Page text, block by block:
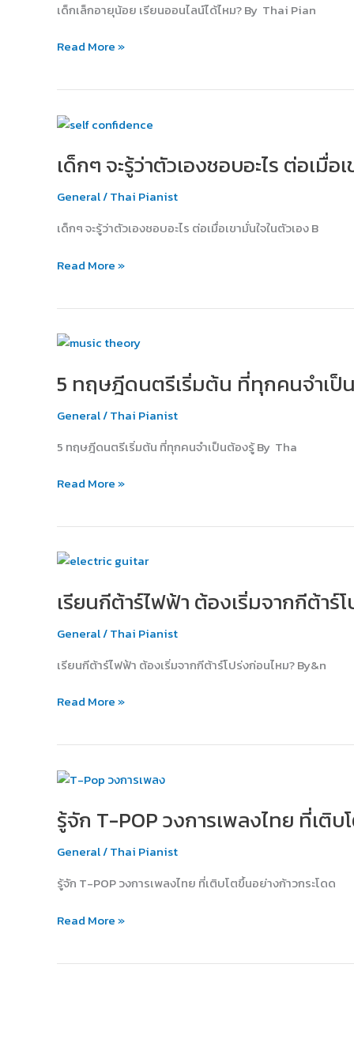
เด็กเล็กอายุน้อย เรียนออนไลน์ได้ไหม? By Thai Pian
ได้
Read More »
เด็กๆ จะรู้ว่าตัวเองชอบอะไร ต่อเมื่อ
General/Thai Pianist
เด็กๆ จะรู้ว่าตัวเองชอบอะไร ต่อเมื่อเขามั่นใจในตัวเอง B
เด็กๆ
รู้
ตัว
ชอบ
ต่อ
เขา
มั่นใจ
ใน
เอง
Read More »
5 ทฤษฎีดนตรีเริ่มต้น ที่ทุกคนจำเป็
General/Thai Pianist
5 ทฤษฎีดนตรีเริ่มต้น ที่ทุกคนจำเป็นต้องรู้ By Tha
5
ดนตรี
ต้น
ทุก
จำเป็น
รู้
Read More »
เรียนกีต้าร์ไฟฟ้า ต้องเริ่มจากกีต้าร์
General/Thai Pianist
เรียนกีต้าร์ไฟฟ้า ต้องเริ่มจากกีต้าร์โปร่งก่อนไหม? By&n
เรียน
ไฟฟ้า
เริ่ม
กกีต้าร์
ก่อน
Read More »
รู้จัก T-POP วงการเพลงไทย ที่เติบ
General/Thai Pianist
รู้จัก T-POP วงการเพลงไทย ที่เติบโตขึ้นอย่างก้าวกระโดด
รู้จัก
POP
วงการ
เพลง
ที่
ขึ้น
ก้าว
Read More »